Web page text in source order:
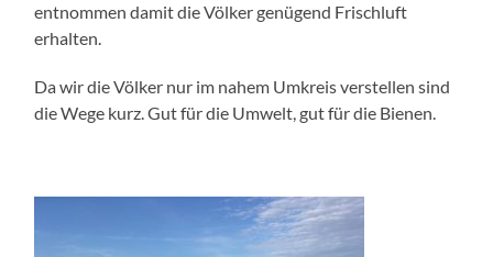
entnommen damit die Völker genügend Frischluft
erhalten.
Da wir die Völker nur im nahem Umkreis verstellen sind
die Wege kurz. Gut für die Umwelt, gut für die Bienen.